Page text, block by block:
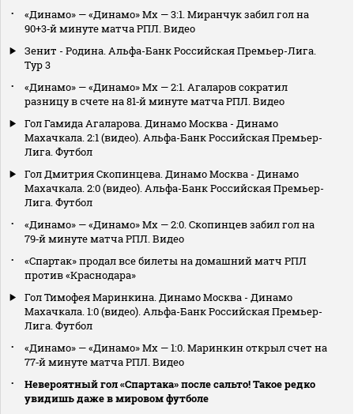
«Динамо» — «Динамо» Мх — 3:1. Миранчук забил гол на
90+3‑й минуте матча РПЛ. Видео
Зенит - Родина. Альфа-Банк Российская Премьер-Лига.
Тур 3
«Динамо» — «Динамо» Мх — 2:1. Агаларов сократил
разницу в счете на 81‑й минуте матча РПЛ. Видео
Гол Гамида Агаларова. Динамо Москва - Динамо
Махачкала. 2:1 (видео). Альфа-Банк Российская Премьер-
Лига. Футбол
Гол Дмитрия Скопинцева. Динамо Москва - Динамо
Махачкала. 2:0 (видео). Альфа-Банк Российская Премьер-
Лига. Футбол
«Динамо» — «Динамо» Мх — 2:0. Скопинцев забил гол на
79‑й минуте матча РПЛ. Видео
«Спартак» продал все билеты на домашний матч РПЛ
против «Краснодара»
Гол Тимофея Маринкина. Динамо Москва - Динамо
Махачкала. 1:0 (видео). Альфа-Банк Российская Премьер-
Лига. Футбол
«Динамо» — «Динамо» Мх — 1:0. Маринкин открыл счет на
77‑й минуте матча РПЛ. Видео
Невероятный гол «Спартака» после сальто! Такое редко
увидишь даже в мировом футболе